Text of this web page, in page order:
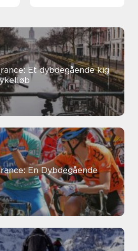
Et dybdegående kig
En Dybdegående